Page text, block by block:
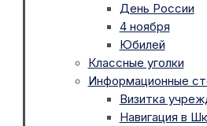
День России
4 ноября
Юбилей
Классные уголки
Информационные
Визитка
Навигация в